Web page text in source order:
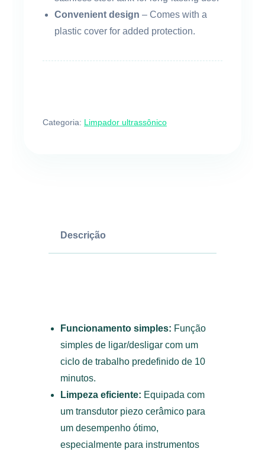
Convenient design – Comes with a
plastic cover for added protection.
Categoria: Limpador ultrassônico
Descrição
Funcionamento simples: Função
simples de ligar/desligar com um
ciclo de trabalho predefinido de 10
minutos.
Limpeza eficiente: Equipada com
um transdutor piezo cerâmico para
um desempenho ótimo,
especialmente para instrumentos